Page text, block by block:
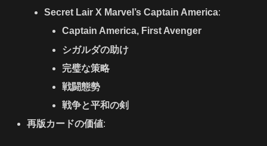
Secret Lair X Marvel’s Captain America:
Captain America, First Avenger
シガルダの助け
完璧な策略
戦闘態勢
戦争と平和の剣
再版カードの価値: